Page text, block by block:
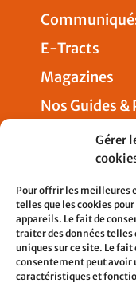
Gérer
Pour offrir les meilleures
telles que les cookies
appareils. Le fait de
traiter des données telles
uniques sur ce site. Le
consentement peut avoir
caractéristiques et
E-Tracts
Magazines
Nos Guides &
Nous
5, rue Pleyel
93200 SAINT-